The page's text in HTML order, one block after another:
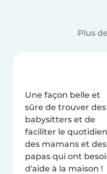
Plus
Une façon belle et
sûre de trouver des
babysitters et de
faciliter le quotidien
des mamans et des
papas qui ont
d'aide à la maison !